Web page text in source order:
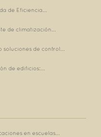
de Eficiencia...
de climatización...
soluciones de control...
de edificios:...
en escuelas...